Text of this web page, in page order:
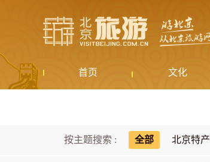
首页 文化
按主题搜索 : 全部 北京特产